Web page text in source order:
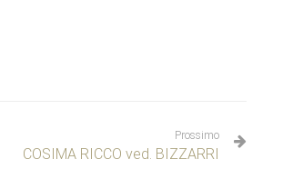
Prossimo
COSIMA RICCO ved. BIZZARRI